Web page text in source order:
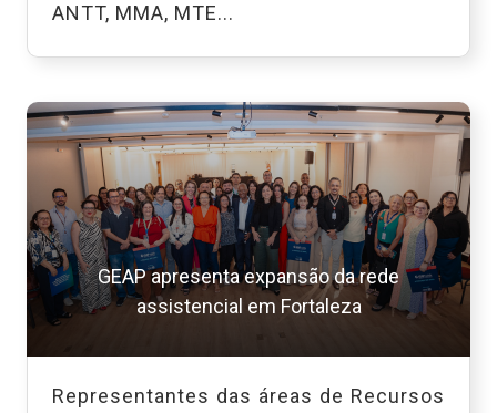
ANTT, MMA, MTE...
GEAP apresenta expansão da rede
assistencial em Fortaleza
Representantes das áreas de Recursos